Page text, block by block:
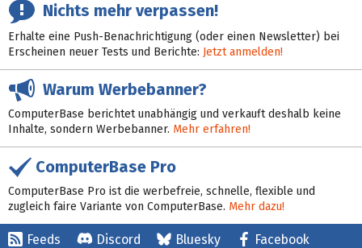
Nichts mehr verpassen!
Erhalte eine Push-Benachrichtigung (oder einen Newsletter) bei
Erscheinen neuer Tests und Berichte: Jetzt anmelden!
Warum Werbebanner?
ComputerBase berichtet unabhängig und verkauft deshalb keine
Inhalte, sondern Werbebanner. Mehr erfahren!
ComputerBase Pro
ComputerBase Pro ist die werbefreie, schnelle, flexible und
zugleich faire Variante von ComputerBase. Mehr dazu!
Feeds Discord Bluesky
Facebook